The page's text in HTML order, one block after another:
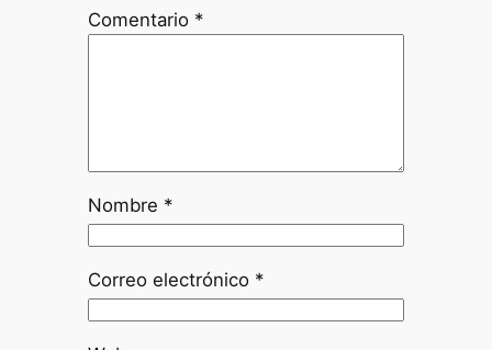
Comentario *
Nombre *
Correo electrónico *